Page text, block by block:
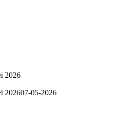
2026
202607-05-2026